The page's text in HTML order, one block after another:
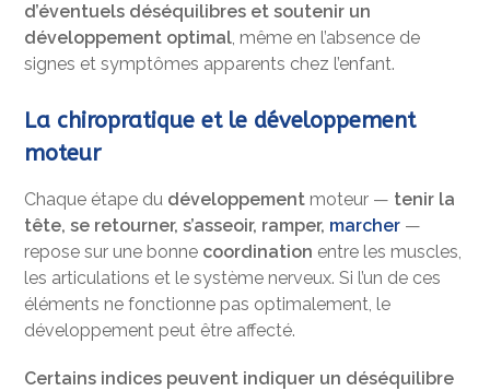
d’éventuels déséquilibres et soutenir un
développement optimal, même en l’absence de
signes et symptômes apparents chez l’enfant.
La chiropratique et le développement
moteur
Chaque étape du développement moteur — tenir la
tête, se retourner, s’asseoir, ramper, marcher —
repose sur une bonne coordination entre les muscles,
les articulations et le système nerveux. Si l’un de ces
éléments ne fonctionne pas optimalement, le
développement peut être affecté.
Certains indices peuvent indiquer un déséquilibre